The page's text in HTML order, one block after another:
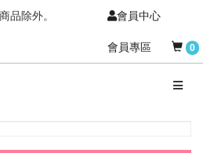
品除外。 會員中心
會員專區 0